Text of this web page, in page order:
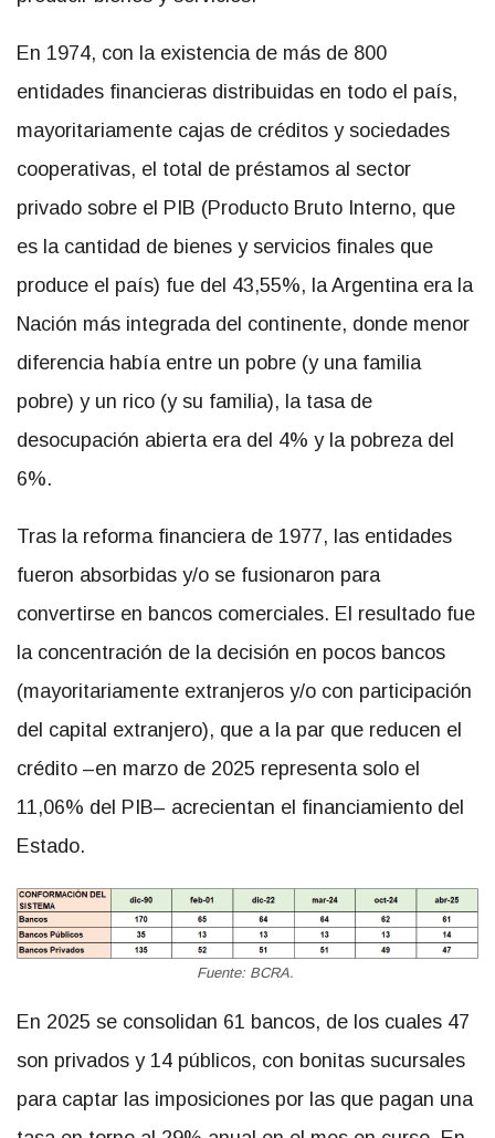
En 1974, con la existencia de más de 800
entidades financieras distribuidas en todo el país,
mayoritariamente cajas de créditos y sociedades
cooperativas, el total de préstamos al sector
privado sobre el PIB (Producto Bruto Interno, que
es la cantidad de bienes y servicios finales que
produce el país) fue del 43,55%, la Argentina era la
Nación más integrada del continente, donde menor
diferencia había entre un pobre (y una familia
pobre) y un rico (y su familia), la tasa de
desocupación abierta era del 4% y la pobreza del
6%.
Tras la reforma financiera de 1977, las entidades
fueron absorbidas y/o se fusionaron para
convertirse en bancos comerciales. El resultado fue
la concentración de la decisión en pocos bancos
(mayoritariamente extranjeros y/o con participación
del capital extranjero), que a la par que reducen el
crédito –en marzo de 2025 representa solo el
11,06% del PIB– acrecientan el financiamiento del
Estado.
Fuente: BCRA.
En 2025 se consolidan 61 bancos, de los cuales 47
son privados y 14 públicos, con bonitas sucursales
para captar las imposiciones por las que pagan una